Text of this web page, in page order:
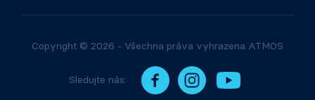
Copyright © 2026 - Všechna práva vyhrazena ATMOS
Sledujte nás: